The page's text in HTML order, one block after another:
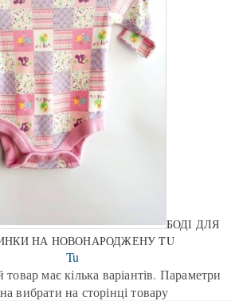
БОДІ ДЛЯ
НА НОВОНАРОДЖЕНУ TU
Tu
товар має кілька варіантів. Параметри
вибрати на сторінці товару